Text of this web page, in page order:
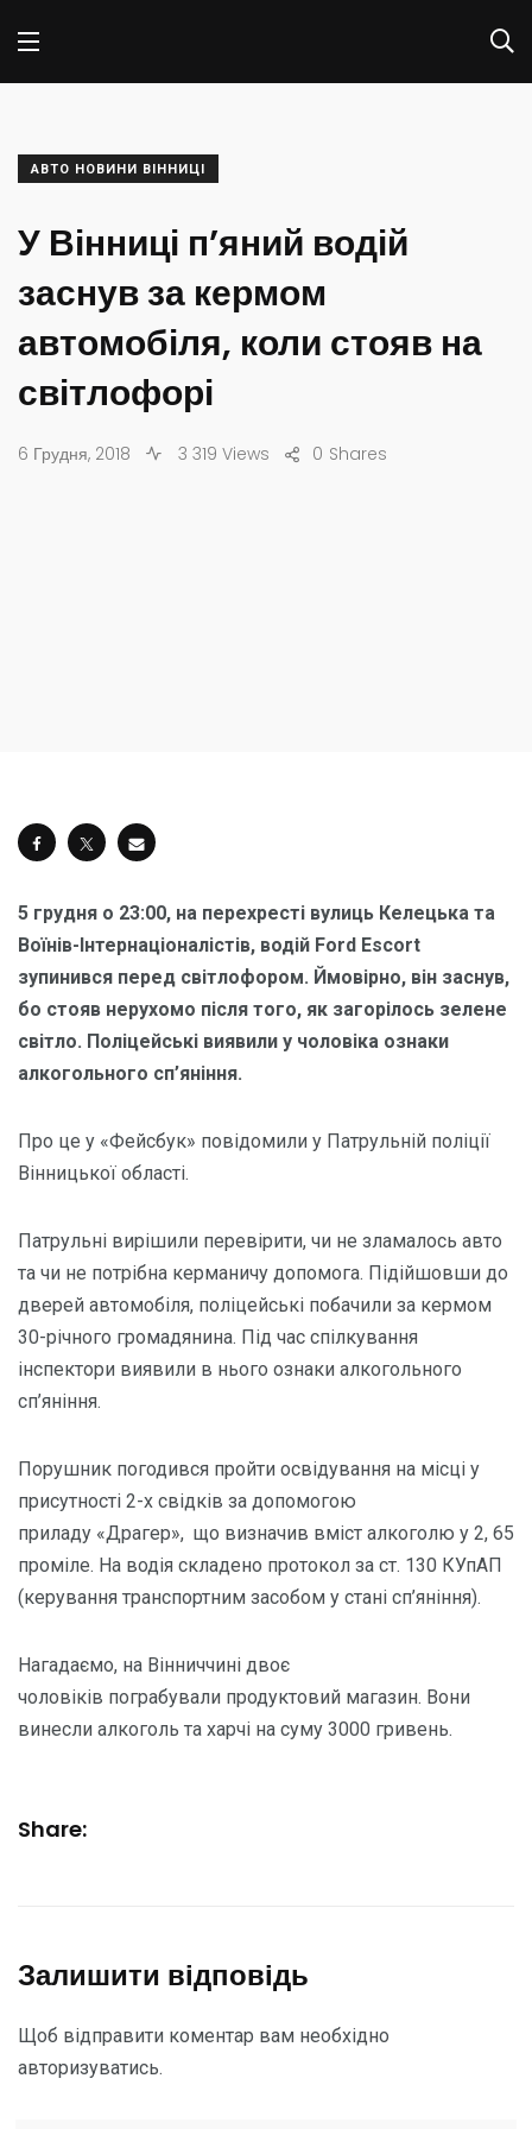
АВТО НОВИНИ ВІННИЦІ
У Вінниці п’яний водій
заснув за кермом
автомобіля, коли стояв на
світлофорі
6 Грудня, 2018 3 319 Views Shares
0
5 грудня о 23:00, на перехресті вулиць Келецька та
Воїнів-Інтернаціоналістів, водій Ford Escort
зупинився перед світлофором. Ймовірно, він заснув,
бо стояв нерухомо після того, як загорілось зелене
світло. Поліцейські виявили у чоловіка ознаки
алкогольного сп’яніння.
Про це у «Фейсбук» повідомили у Патрульній поліції
Вінницької області.
Патрульні вирішили перевірити, чи не зламалось авто
та чи не потрібна керманичу допомога. Підійшовши до
дверей автомобіля, поліцейські побачили за кермом
30-річного громадянина. Під час спілкування
інспектори виявили в нього ознаки алкогольного
сп’яніння.
Порушник погодився пройти освідування на місці у
присутності 2-х свідків за допомогою
приладу «Драгер», що визначив вміст алкоголю у 2, 65
проміле. На водія складено протокол за ст. 130 КУпАП
(керування транспортним засобом у стані сп’яніння).
Нагадаємо, на Вінниччині двоє
чоловіків пограбували продуктовий магазин. Вони
винесли алкоголь та харчі на суму 3000 гривень.
Share:
Залишити відповідь
Щоб відправити коментар вам необхідно
авторизуватись.